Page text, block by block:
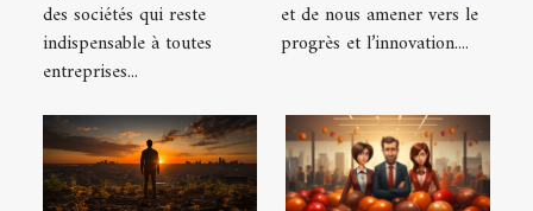
ligne ?
des sociétés qui reste
indispensable à toutes
entreprises...
et de nous amener vers le
progrès et l’innovation....